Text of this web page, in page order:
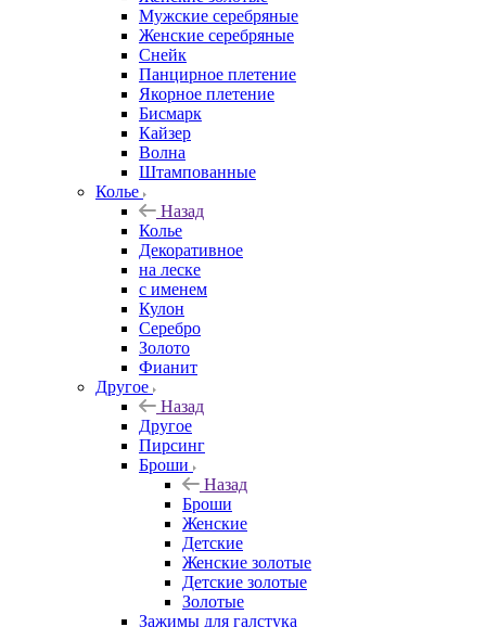
Мужские серебряные
Женские серебряные
Снейк
Панцирное плетение
Якорное плетение
Бисмарк
Кайзер
Волна
Штампованные
Колье
Назад
Колье
Декоративное
на леске
с именем
Кулон
Серебро
Золото
Фианит
Другое
Назад
Другое
Пирсинг
Броши
Назад
Броши
Женские
Детские
Женские золотые
Детские золотые
Золотые
Зажимы для галстука